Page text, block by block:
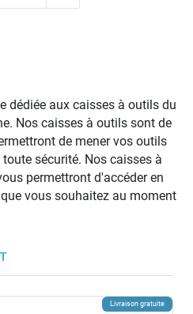
dédiée aux caisses à outils du
Nos caisses à outils sont de
de mener vos outils
sécurité. Nos caisses à
permettront d'accéder en
vous souhaitez au moment
Livraison gratuite